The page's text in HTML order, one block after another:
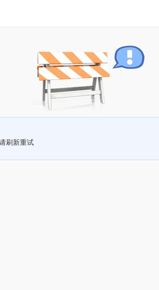
刷新重试